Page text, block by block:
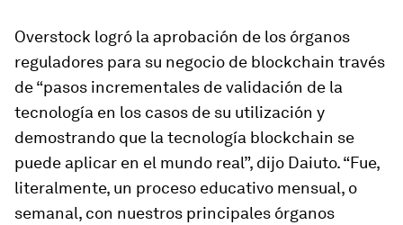
Overstock logró la aprobación de los órganos
reguladores para su negocio de blockchain través
de “pasos incrementales de validación de la
tecnología en los casos de su utilización y
demostrando que la tecnología blockchain se
puede aplicar en el mundo real”, dijo Daiuto. “Fue,
literalmente, un proceso educativo mensual, o
semanal, con nuestros principales órganos